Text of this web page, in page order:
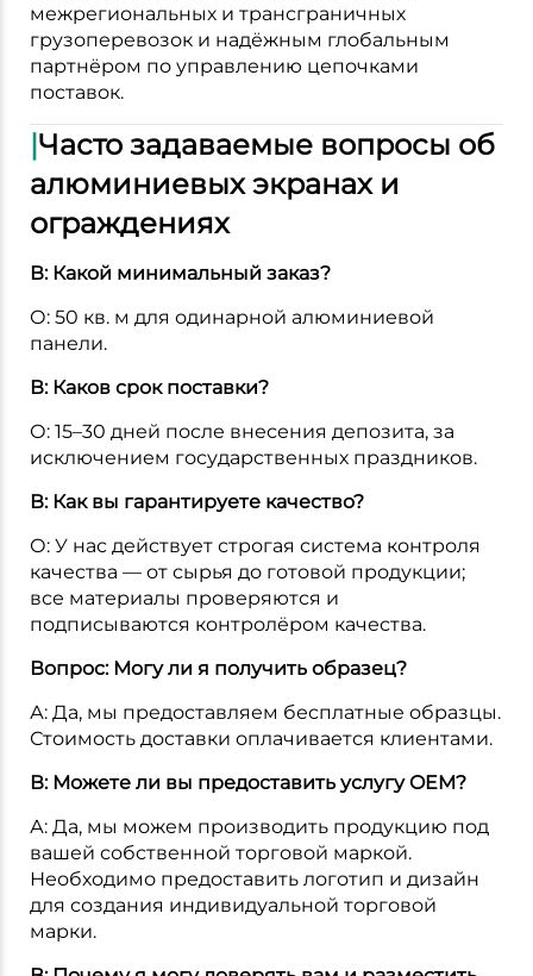
межрегиональных и трансграничных
грузоперевозок и надёжным глобальным
партнёром по управлению цепочками
поставок.
|Часто задаваемые вопросы об
алюминиевых экранах и
ограждениях
В: Какой минимальный заказ?
О: 50 кв. м для одинарной алюминиевой
панели.
В: Каков срок поставки?
О: 15–30 дней после внесения депозита, за
исключением государственных праздников.
В: Как вы гарантируете качество?
О: У нас действует строгая система контроля
качества — от сырья до готовой продукции;
все материалы проверяются и
подписываются контролёром качества.
Вопрос: Могу ли я получить образец?
А: Да, мы предоставляем бесплатные образцы.
Стоимость доставки оплачивается клиентами.
В: Можете ли вы предоставить услугу OEM?
А: Да, мы можем производить продукцию под
вашей собственной торговой маркой.
Необходимо предоставить логотип и дизайн
для создания индивидуальной торговой
марки.